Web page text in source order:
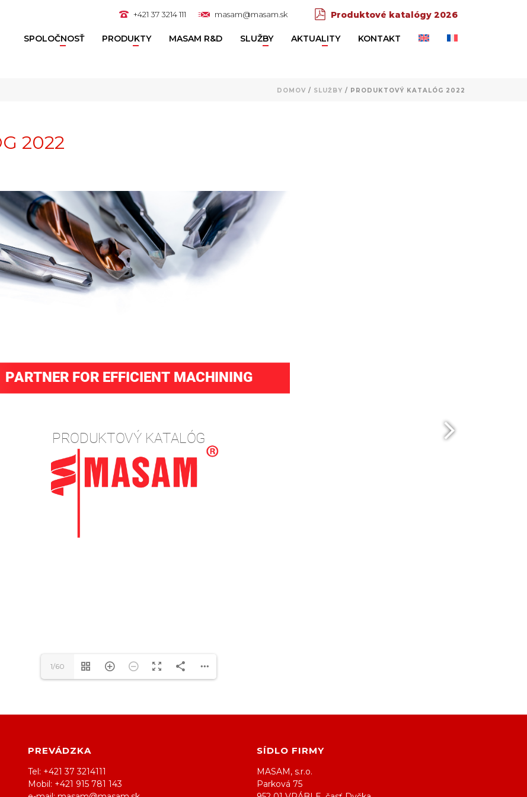
+421 37 3214 111 masam@masam.sk Produktové katalógy 2026
SPOLOČNOSŤ PRODUKTY MASAM R&D SLUŽBY AKTUALITY KONTAKT
DOMOV / SLUŽBY / PRODUKTOVÝ KATALÓG 2022
2022
1/60
PREVÁDZKA
Tel: +421 37 3214111
Mobil: +421 915 781 143
SÍDLO FIRMY
MASAM, s.r.o.
Parková 75